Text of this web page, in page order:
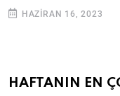
HAZIRAN 16, 2023
HAFTANIN EN